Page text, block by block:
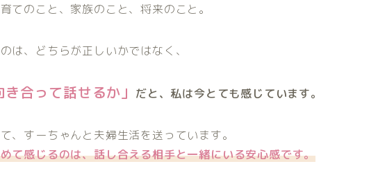
てのこと、家族のこと、将来のこと。
は、どちらが正しいかではなく、
き合って話せるか」 だと、私は今とても感じています。
、すーちゃんと夫婦生活を送っています。
て感じるのは、話し合える相手と一緒にいる安心感です。